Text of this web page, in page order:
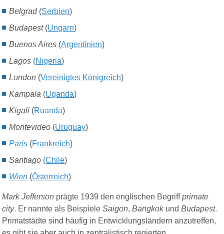
Belgrad (Serbien)
Budapest(Ungarn)
Buenos Aires (Argentinien)
Lagos (Nigeria)
London (Vereinigtes Königreich)
Kampala (Uganda)
Kigali (Ruanda)
Montevideo (Uruguay)
Paris (Frankreich)
Santiago (Chile)
Wien (Österreich)
Mark Jefferson prägte 1939 den englischen Begriffprimate
city. Er nannte als BeispieleSaigon,BangkokundBudapest.
Primatstädte sind häufig in Entwicklungsländern anzutreffen,